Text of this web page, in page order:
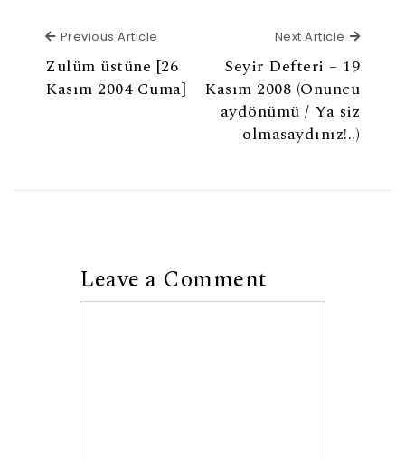
Previous Article
Zulüm üstüne [26
Kasım 2004 Cuma]
Next Article Next
Seyir Defteri – 19
Kasım 2008 (Onuncu
aydönümü / Ya siz
olmasaydınız!..)
Leave a Comment